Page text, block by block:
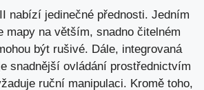
nabízí jedinečné přednosti. Jedním
na větším, snadno čitelném
být rušivé. Dále, integrovaná
snadnější ovládání prostřednictvím
ruční manipulaci. Kromě toho,